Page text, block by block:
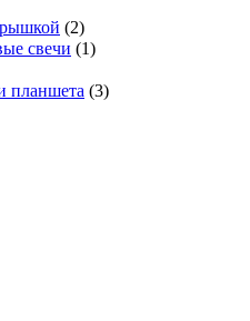
(2)
свечи (1)
планшета (3)